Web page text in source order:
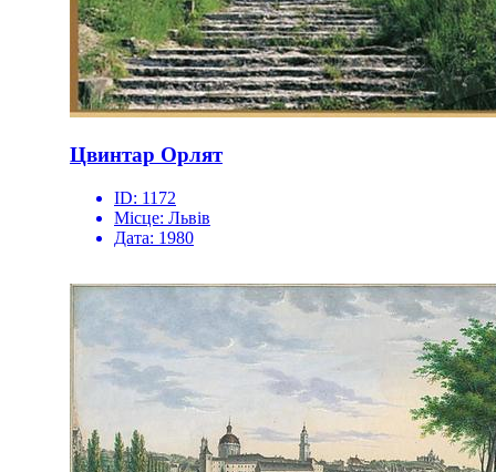
Цвинтар Орлят
ID: 1172
Місце: Львів
Дата: 1980